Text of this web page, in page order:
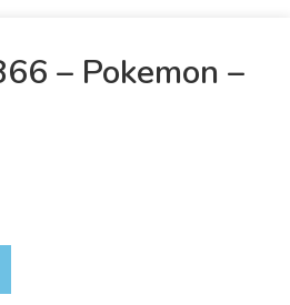
– Pokemon –